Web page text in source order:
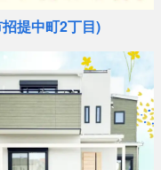
提中町2丁目)